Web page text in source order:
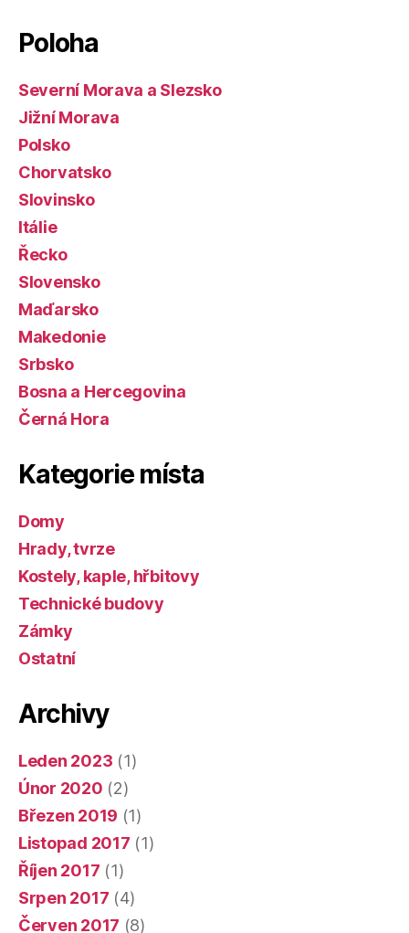
Poloha
Severní Morava a Slezsko
Jižní Morava
Polsko
Chorvatsko
Slovinsko
Itálie
Řecko
Slovensko
Maďarsko
Makedonie
Srbsko
Bosna a Hercegovina
Černá Hora
Kategorie místa
Domy
Hrady, tvrze
Kostely, kaple, hřbitovy
Technické budovy
Zámky
Ostatní
Archivy
Leden 2023 (1)
Únor 2020 (2)
Březen 2019 (1)
Listopad 2017 (1)
Říjen 2017 (1)
Srpen 2017 (4)
Červen 2017 (8)